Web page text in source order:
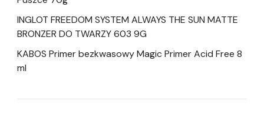
INGLOT FREEDOM SYSTEM ALWAYS THE SUN MATTE
BRONZER DO TWARZY 603 9G
KABOS Primer bezkwasowy Magic Primer Acid Free 8
ml